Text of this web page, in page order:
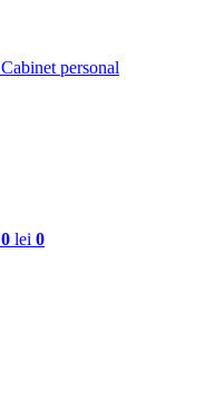
Cabinet personal
0 lei 0